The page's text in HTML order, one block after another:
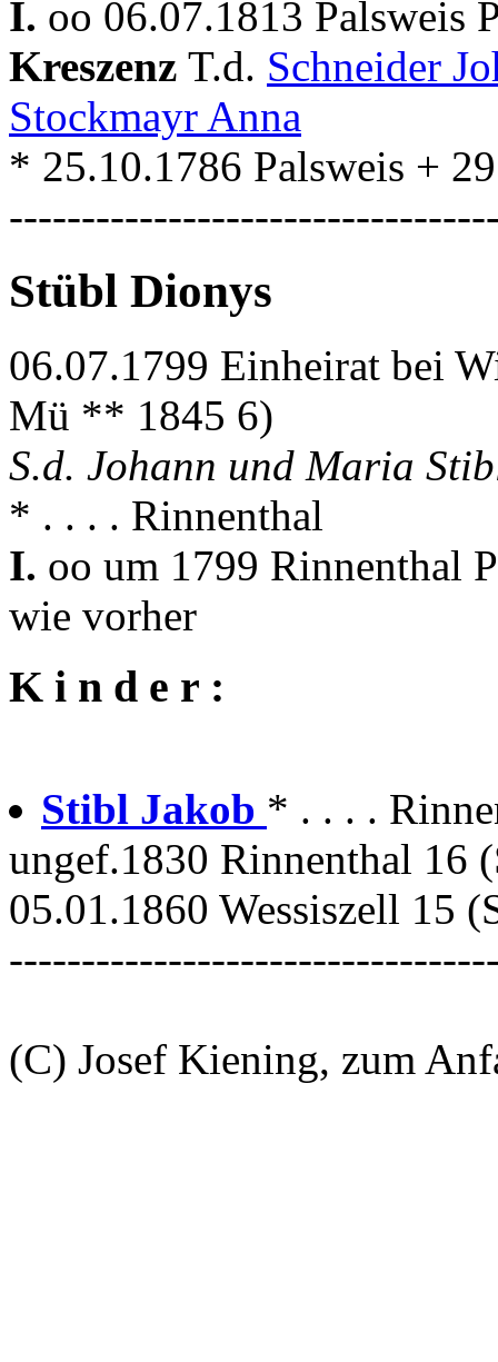
I. oo 06.07.1813 Palsweis
Kreszenz T.d. Schneider
Stockmayr Anna
* 25.10.1786 Palsweis +
Stübl Dionys
06.07.1799 Einheirat bei
Mü ** 1845 6)
S.d. Johann und Maria
* . . . . Rinnenthal
I. oo um 1799 Rinnenthal
wie vorher
K i n d e r :
Stibl Jakob * . . . .
ungef.1830 Rinnenthal 16
05.01.1860 Wessiszell 15
(C) Josef Kiening, zum